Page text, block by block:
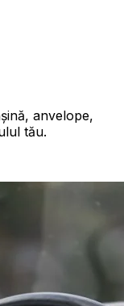
anvelope,
tău.